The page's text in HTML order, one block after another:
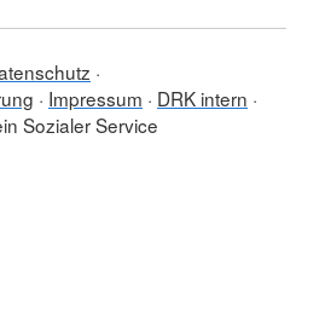
Impressum
DRK intern
Sozialer Service